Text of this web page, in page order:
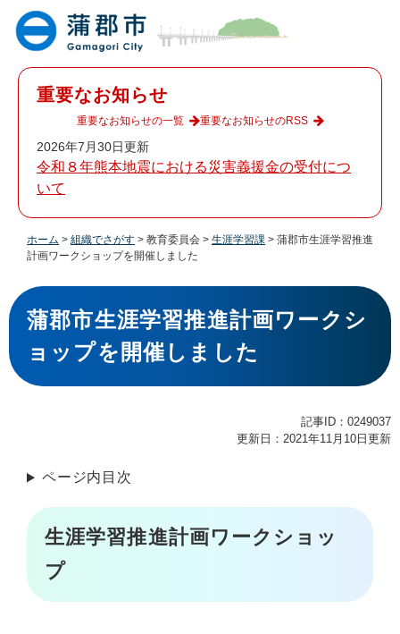
重要なお知らせ
2026年7月30日更新
令和８年熊本地震における災害義援金の受付につ
いて
重要なお知らせの一覧 重要なお知らせのRSS
ホーム > 組織でさがす > 教育委員会 > 生涯学習課 > 蒲郡市生涯学習推進
計画ワークショップを開催しました
本
文
蒲郡市生涯学習推進計画ワークシ
ョップを開催しました
記事ID：0249037
更新日：2021年11月10日更新
ページ内目次
生涯学習推進計画ワークショッ
プ